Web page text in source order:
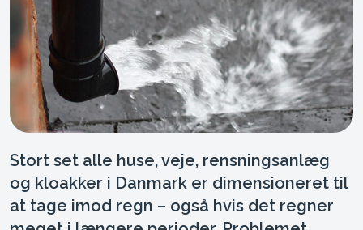
Stort set alle huse, veje, rensningsanlæg
og kloakker i Danmark er dimensioneret til
at tage imod regn – også hvis det regner